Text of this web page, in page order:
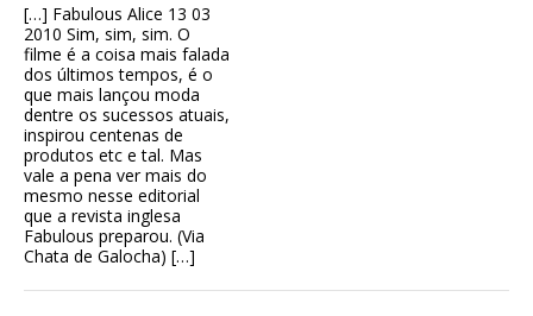
[…] Fabulous Alice 13 03
2010 Sim, sim, sim. O
filme é a coisa mais falada
dos últimos tempos, é o
que mais lançou moda
dentre os sucessos atuais,
inspirou centenas de
produtos etc e tal. Mas
vale a pena ver mais do
mesmo nesse editorial
que a revista inglesa
Fabulous preparou. (Via
Chata de Galocha) […]